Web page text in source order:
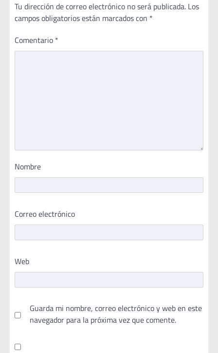
Tu dirección de correo electrónico no será publicada. Los
campos obligatorios están marcados con *
Comentario *
Nombre
Correo electrónico
Web
Guarda mi nombre, correo electrónico y web en este
navegador para la próxima vez que comente.